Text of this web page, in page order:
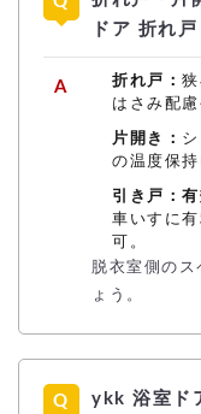
ドア 折れ
折れ戸： 狭
はさみ配慮
片開き：
の温度保持
引き戸：
車いすに
可。
脱衣室側のス
ょう。
ykk 浴室ドア カタログはどこを見る？型番